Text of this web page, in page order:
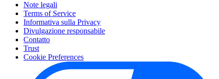
Note legali
Terms of Service
Informativa sulla Privacy
Divulgazione responsabile
Contatto
Trust
Cookie Preferences